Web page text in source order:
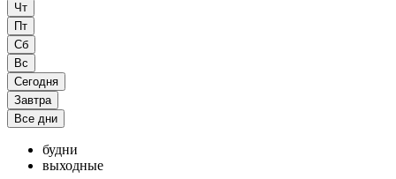
Чт
Пт
Сб
Вс
Сегодня
Завтра
Все дни
будни
выходные